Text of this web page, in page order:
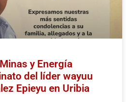
y Energía
del líder wayuu
Epieyu en Uribia